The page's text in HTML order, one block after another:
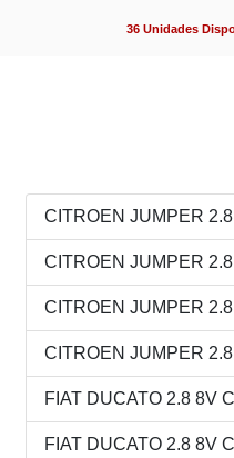
36 Unidades
CITROEN JUMPER
CITROEN JUMPER
CITROEN JUMPER
CITROEN JUMPER
FIAT DUCATO 2.8 8V
FIAT DUCATO 2.8 8V